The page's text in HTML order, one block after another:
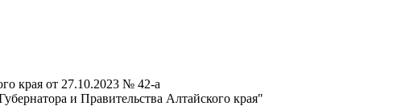
края от 27.10.2023 № 42-а
и Правительства Алтайского края"